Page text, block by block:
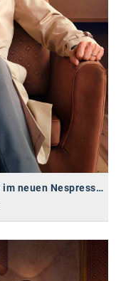
George Clooney als Meister-Detektiv im neuen Nespresso-Werbespot